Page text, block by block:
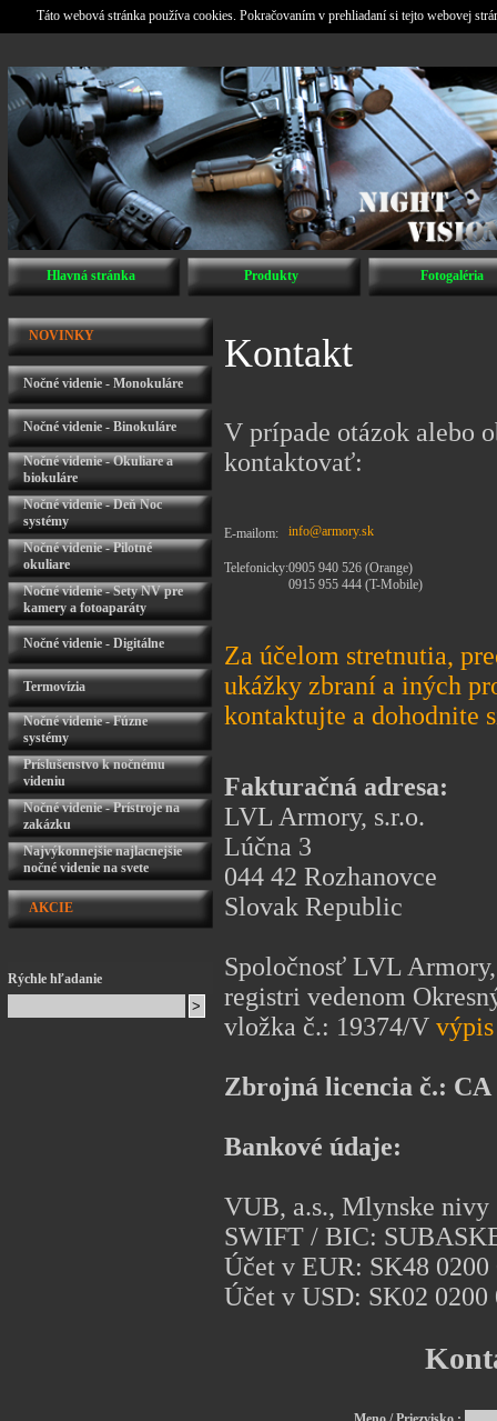
Táto webová stránka používa cookies. Pokračovaním v prehliadaní si tejto webovej
Hlavná stránka Produkty Fotogaléria
NOVINKY
Nočné videnie - Monokuláre
Nočné videnie - Binokuláre
Nočné videnie - Okuliare a
biokuláre
Nočné videnie - Deň Noc
systémy
Nočné videnie - Pilotné
okuliare
Nočné videnie - Sety NV pre
kamery a fotoaparáty
Nočné videnie - Digitálne
Termovízia
Nočné videnie - Fúzne
systémy
Príslušenstvo k nočnému
videniu
Nočné videnie - Prístroje na
zakázku
Najvýkonnejšie najlacnejšie
nočné videnie na svete
AKCIE
Rýchle hľadanie
Kontakt
V prípade otázok alebo
kontaktovať:
E-mailom: info@armory.sk
Telefonicky:0905 940 526 (Orange)
0915 955 444 (T-Mobile)
Za účelom stretnutia,
ukážky zbraní a iných
kontaktujte a dohodnite
Fakturačná adresa:
LVL Armory, s.r.o.
Lúčna 3
044 42 Rozhanovce
Slovak Republic
Spoločnosť LVL
registri vedenom
vložka č.: 19374/V
Zbrojná licencia č.: CA
Bankové údaje:
VUB, a.s., Mlynske
SWIFT / BIC:
Účet v EUR: SK48 0200
Účet v USD: SK02 0200